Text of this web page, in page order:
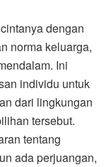
dengan
norma keluarga,
Ini
individu untuk
dari lingkungan
tersebut.
tentang
ada perjuangan,